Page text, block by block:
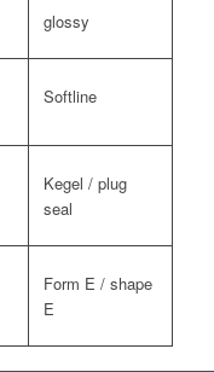
glossy
Softline
Kegel / plug
seal
Form E / shape
E